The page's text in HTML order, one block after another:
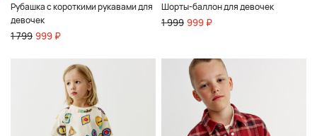
Рубашка с короткими рукавами для
девочек
1 799 999 ₽
Шорты-баллон для девочек
1 999 999 ₽